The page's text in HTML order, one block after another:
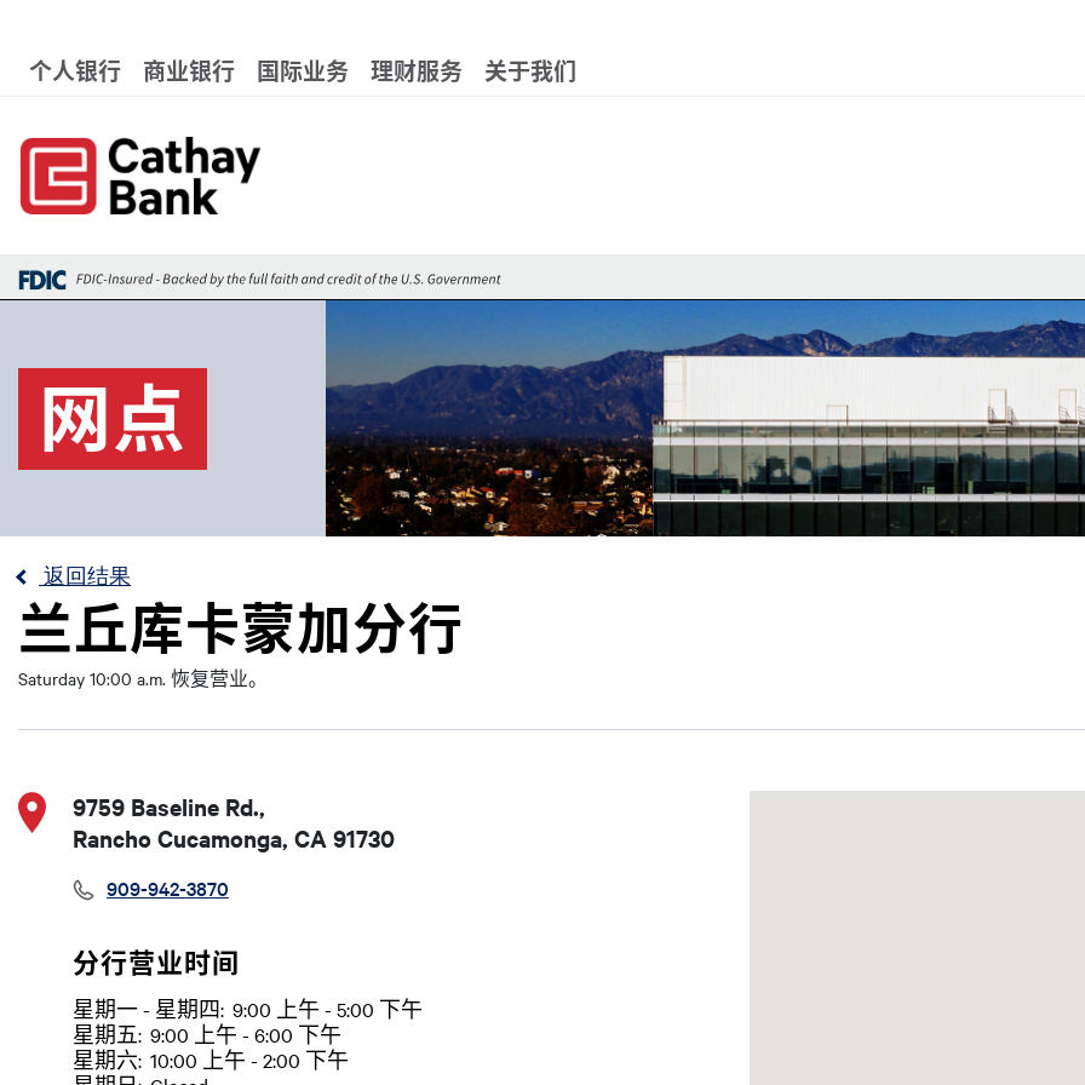
Global Header Hierarchy Menu
个人银行 商业银行 国际业务 理财服务 关于我们
网点
返回结果
兰丘库卡蒙加分行
Saturday 10:00 a.m. 恢复营业。
9759 Baseline Rd.,
Rancho Cucamonga, CA 91730
909-942-3870
分行营业时间
日
Time slot
星期一 - 星期四: 9:00 上午 - 5:00 下午
星期五: 9:00 上午 - 6:00 下午
星期六: 10:00 上午 - 2:00 下午